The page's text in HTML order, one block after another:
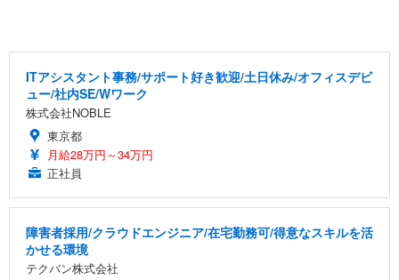
ITアシスタント事務/サポート好き歓迎/土日休み/オフィスデビ
ュー/社内SE/Wワーク
株式会社NOBLE
東京都
月給28万円～34万円
正社員
障害者採用/クラウドエンジニア/在宅勤務可/得意なスキルを活
かせる環境
テクバン株式会社